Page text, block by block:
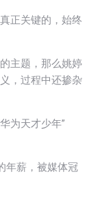
正关键的，始终
主题，那么姚婷
，过程中还掺杂
为天才少年”
年薪，被媒体冠